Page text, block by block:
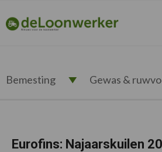
de
hoofdnavigatie
de
hoofd
de
eerste
de
voettekst
deloonwerker.nl
Bemesting Gewas &
Eurofins: Najaarskuilen